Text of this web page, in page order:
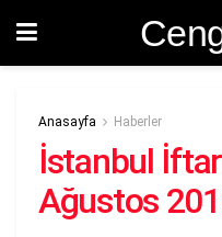
Anasayfa Haberler
İstanbul
Ağustos